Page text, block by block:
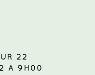
22
À 9H00